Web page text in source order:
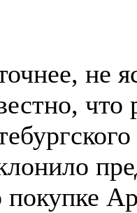
не
что
покупке